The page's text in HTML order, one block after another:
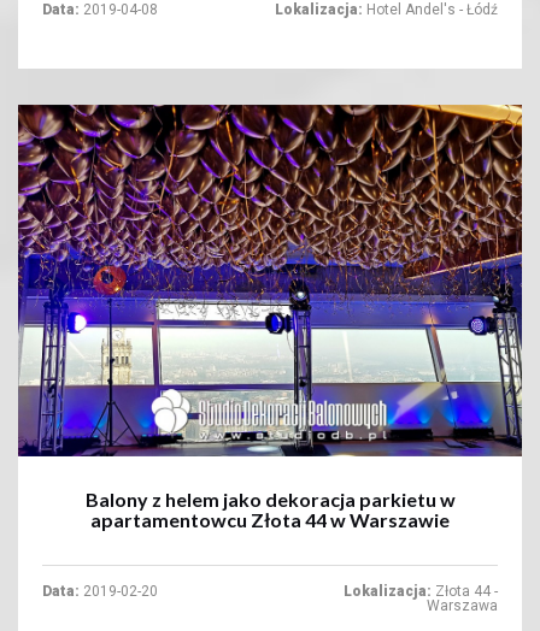
Data: 2019-04-08 Lokalizacja: Hotel Andel's - Łódź
+
Balony z helem jako dekoracja parkietu w
apartamentowcu Złota 44 w Warszawie
Data: 2019-02-20 Lokalizacja: Złota 44 -
Warszawa